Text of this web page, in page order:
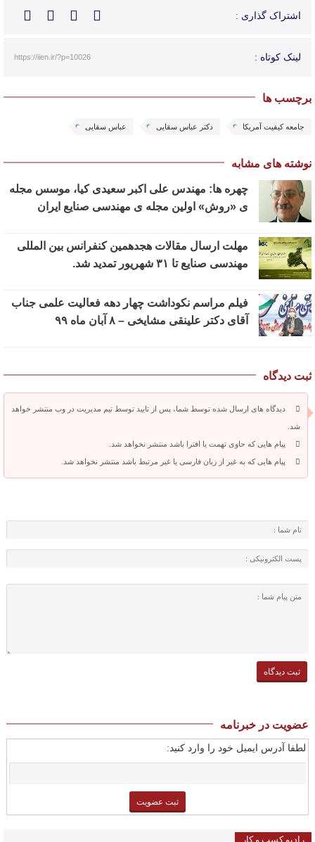
اشتراک گذاری :
لینک کوتاه : https://iien.ir/?p=10026
برچسب ها
جامعه کیفیت آمریکا دکتر عباس سقایی عباس سقایی
نوشته های مشابه
چهره ها: مهندس علی اکبر سعیدی کیا، موسس مجله
ی «روش» اولین مجله ی مهندسی صنایع ایران
مهلت ارسال مقالات هجدهمین کنفرانس بین المللی
مهندسی صنایع تا ۳۱ شهریور تمدید شد.
فیلم مراسم نکوداشت چهار دهه فعالیت علمی جناب
آقای دکتر علینقی مشایخی – ۸ آبان ماه ۹۹
ثبت دیدگاه
دیدگاه های ارسال شده توسط شما، پس از تایید توسط تیم مدیریت در وب منتشر خواهد
شد.
پیام هایی که حاوی تهمت یا افترا باشد منتشر نخواهد شد.
پیام هایی که به غیر از زبان فارسی یا غیر مرتبط باشد منتشر نخواهد شد.
عضویت در خبرنامه
لطفا آدرس ایمیل خود را وارد کنید:
رادیو کسب و کار